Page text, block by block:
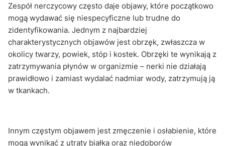
Zespół nerczycowy często daje objawy, które początkowo
mogą wydawać się niespecyficzne lub trudne do
zidentyfikowania. Jednym z najbardziej
charakterystycznych objawów jest obrzęk, zwłaszcza w
okolicy twarzy, powiek, stóp i kostek. Obrzęki te wynikają z
zatrzymywania płynów w organizmie – nerki nie działają
prawidłowo i zamiast wydalać nadmiar wody, zatrzymują ją
w tkankach.
Innym częstym objawem jest zmęczenie i osłabienie, które
mogą wynikać z utraty białka oraz niedoborów